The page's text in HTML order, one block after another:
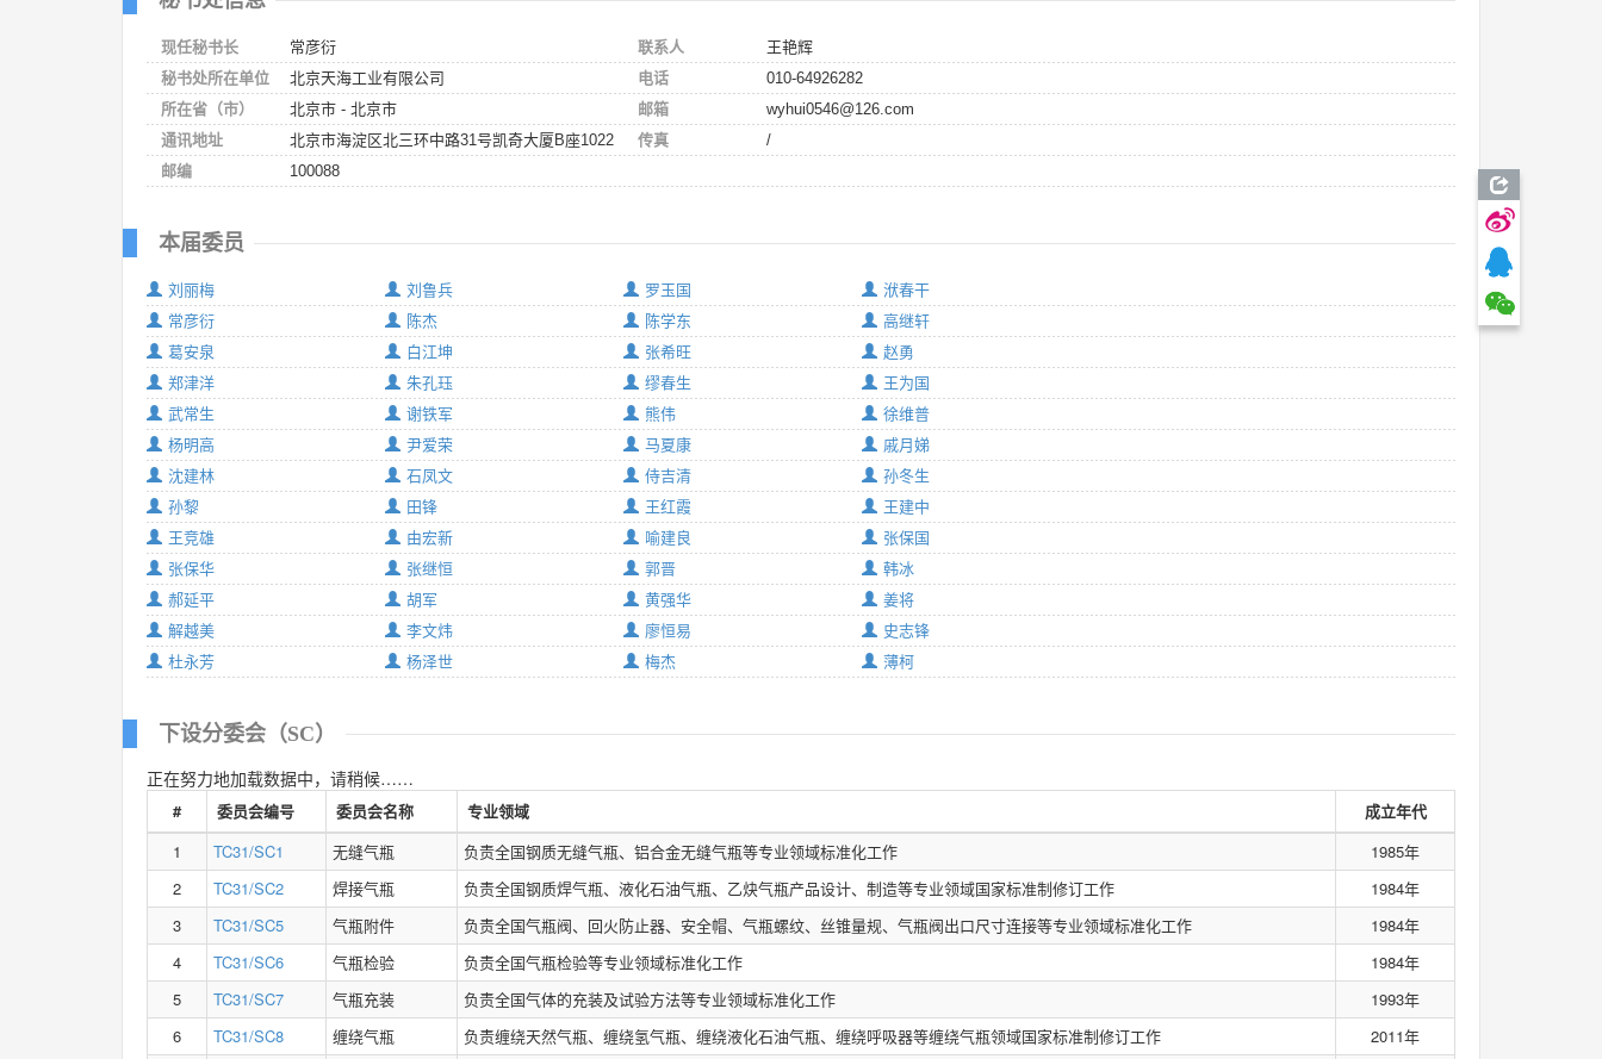
现任秘书长
常彦衍
秘书处所在单位
北京天海工业有限公司
所在省（市）
北京市 - 北京市
通讯地址
北京市海淀区北三环中路31号凯奇大厦B座1022
邮编
100088
联系人
王艳辉
电话
010-64926282
邮箱
wyhui0546@126.com
传真
/
本届委员
刘丽梅
刘鲁兵
常彦衍
陈杰
葛安泉
白江坤
郑津洋
朱孔珏
武常生
谢铁军
杨明高
尹爱荣
沈建林
石凤文
孙黎
田锋
王竞雄
由宏新
张保华
张继恒
郝延平
胡军
解越美
李文炜
杜永芳
杨泽世
罗玉国
洑春干
陈学东
高继轩
张希旺
赵勇
缪春生
王为国
熊伟
徐维普
马夏康
戚月娣
侍吉清
孙冬生
王红霞
王建中
喻建良
张保国
郭晋
韩冰
黄强华
姜将
廖恒易
史志锋
梅杰
薄柯
下设分委会（SC）
正在努力地加载数据中，请稍候……
1 TC31/SC1 无缝气瓶 负责全国钢质无缝气瓶、铝合金无缝气瓶等专业领域标准化工作
1985年
2
TC31/SC2 焊接气瓶 负责全国钢质焊气瓶、液化石油气瓶、乙炔气瓶产品设计、制造等专业领域国家标准制修订工作
1984年
3
TC31/SC5 气瓶附件 负责全国气瓶阀、回火防止器、安全帽、气瓶螺纹、丝锥量规、气瓶阀出口尺寸连接等专业领域标准化工作
1984年
4
TC31/SC6 气瓶检验 负责全国气瓶检验等专业领域标准化工作
1984年
5
TC31/SC7 气瓶充装 负责全国气体的充装及试验方法等专业领域标准化工作
1993年
6
TC31/SC8 缠绕气瓶 负责缠绕天然气瓶、缠绕氢气瓶、缠绕液化石油气瓶、缠绕呼吸器等缠绕气瓶领域国家标准制修订工作
2011年
# 委员会编号 委员会名称 专业领域 成立年代